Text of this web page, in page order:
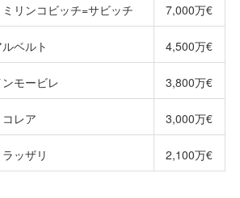
リンコビッチ=サビッチ 7,000万€
ベルト 4,500万€
モービレ 3,800万€
レア 3,000万€
ッザリ 2,100万€